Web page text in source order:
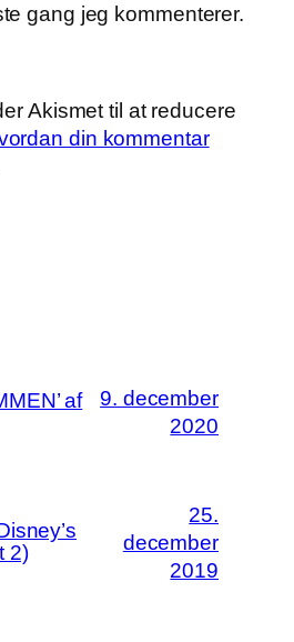
gang jeg kommenterer.
Akismet til at reducere
din kommentar
af
9. december
2020
2)
25.
december
2019